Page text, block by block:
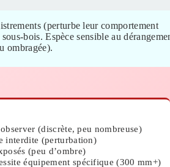
(perturbe leur comportement
bois. Espèce sensible au
ombragée).
(discrète, peu nombreuse)
interdite (perturbation)
(peu d’ombre)
équipement spécifique (300 mm+)